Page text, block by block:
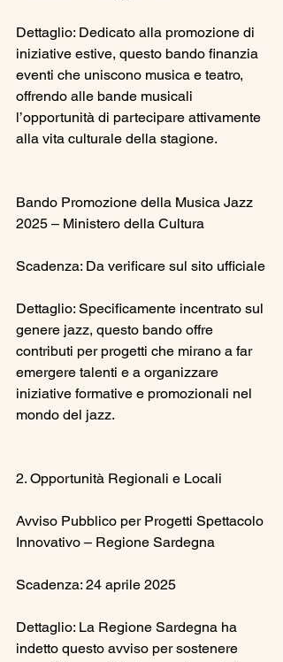
Dettaglio: Dedicato alla promozione di
iniziative estive, questo bando finanzia
eventi che uniscono musica e teatro,
offrendo alle bande musicali
l’opportunità di partecipare attivamente
alla vita culturale della stagione.
Bando Promozione della Musica Jazz
2025 – Ministero della Cultura
Scadenza: Da verificare sul sito ufficiale
Dettaglio: Specificamente incentrato sul
genere jazz, questo bando offre
contributi per progetti che mirano a far
emergere talenti e a organizzare
iniziative formative e promozionali nel
mondo del jazz.
2. Opportunità Regionali e Locali
Avviso Pubblico per Progetti Spettacolo
Innovativo – Regione Sardegna
Scadenza: 24 aprile 2025
Dettaglio: La Regione Sardegna ha
indetto questo avviso per sostenere